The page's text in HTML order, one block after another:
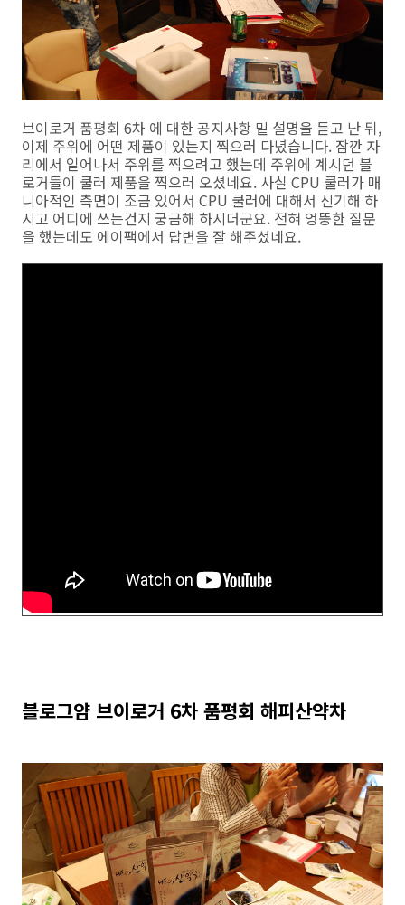
브이로거 품평회 6차 에 대한 공지사항 밑 설명을 듣고 난 뒤,
이제 주위에 어떤 제품이 있는지 찍으러 다녔습니다. 잠깐 자
리에서 일어나서 주위를 찍으려고 했는데 주위에 계시던 블
로거들이 쿨러 제품을 찍으러 오셨네요. 사실 CPU 쿨러가 매
니아적인 측면이 조금 있어서 CPU 쿨러에 대해서 신기해 하
시고 어디에 쓰는건지 궁금해 하시더군요. 전혀 엉뚱한 질문
을 했는데도 에이팩에서 답변을 잘 해주셨네요.
블로그얌 브이로거 6차 품평회 해피산약차